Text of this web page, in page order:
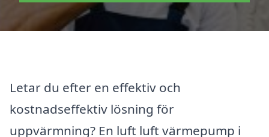
Letar du efter en effektiv och
kostnadseffektiv lösning för
uppvärmning? En luft luft värmepump i